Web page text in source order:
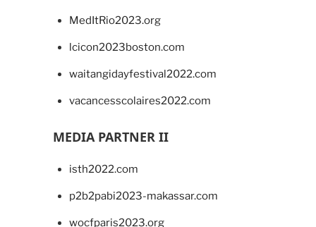
MedItRio2023.org
lcicon2023boston.com
waitangidayfestival2022.com
vacancesscolaires2022.com
MEDIA PARTNER II
isth2022.com
p2b2pabi2023-makassar.com
wocfparis2023.org